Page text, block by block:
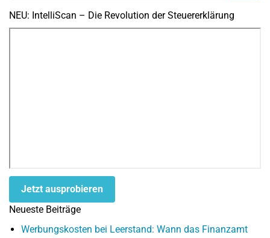
NEU: IntelliScan – Die Revolution der Steuererklärung
Jetzt ausprobieren
Neueste Beiträge
Werbungskosten bei Leerstand: Wann das Finanzamt